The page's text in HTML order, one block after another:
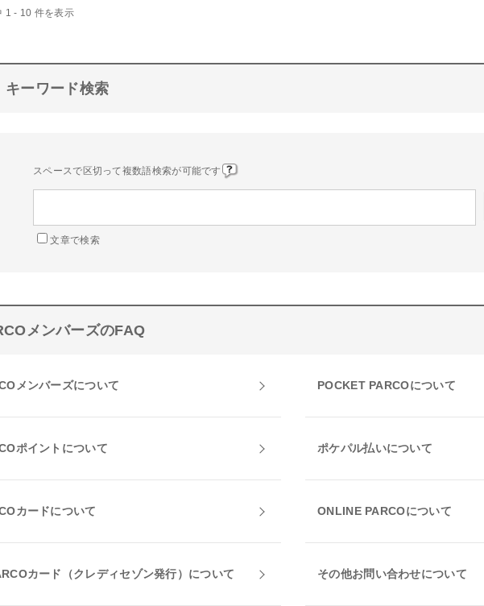
1 - 10 件を表示
キーワード検索
スペースで区切って複数語検索が可能です
文章で検索
メンバーズのFAQ
メンバーズについて POCKET PARCOについて
ポイントについて ポケパル払いについて
カードについて ONLINE PARCOについて
カード（クレディセゾン発行）について その他お問い合わせについて